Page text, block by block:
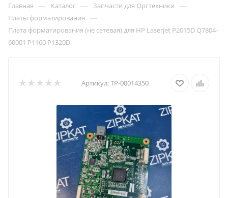
Главная — Каталог — Запчасти для Оргтехники —
Платы форматирования —
Плата форматирования (не сетевая) для HP Laserjet P2015D Q7804-
60001 P1160 P1320D
Артикул:ТР-00014350